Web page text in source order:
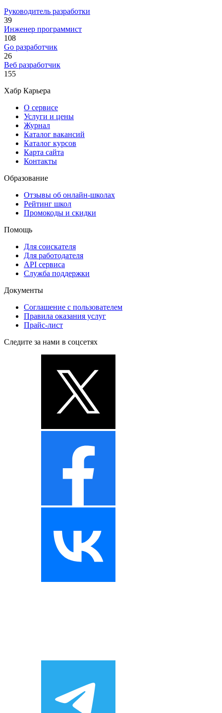
Руководитель разработки
39
Инженер программист
108
Go разработчик
26
Веб разработчик
155
Хабр Карьера
О сервисе
Услуги и цены
Журнал
Каталог вакансий
Каталог курсов
Карта сайта
Контакты
Образование
Отзывы об онлайн-школах
Рейтинг школ
Промокоды и скидки
Помощь
Для соискателя
Для работодателя
API сервиса
Служба поддержки
Документы
Соглашение с пользователем
Правила оказания услуг
Прайс-лист
Следите за нами в соцсетях